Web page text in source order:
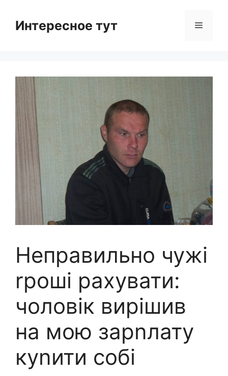
contentИнтересное тут Menu
Неправильно чужі
rроші рахувати:
чоловік вирішив
на мою зарnлату
куnити собі